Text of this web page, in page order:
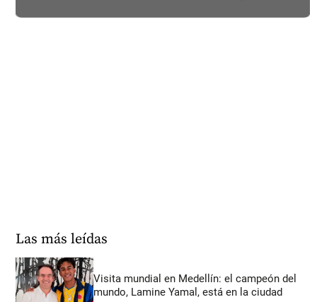
Las más leídas
Visita mundial en Medellín: el campeón del
mundo, Lamine Yamal, está en la ciudad